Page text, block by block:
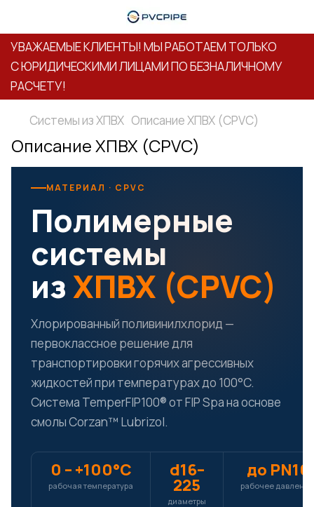
УВАЖАЕМЫЕ КЛИЕНТЫ! МЫ РАБОТАЕМ ТОЛЬКО
С ЮРИДИЧЕСКИМИ ЛИЦАМИ ПО БЕЗНАЛИЧНОМУ
РАСЧЕТУ!
Системы из ХПВХ Описание ХПВХ (CPVC)
Описание ХПВХ (CPVC)
МАТЕРИАЛ · CPVC
Полимерные
системы
изХПВХ (CPVC)
Хлорированный поливинилхлорид —
первоклассное решение для
транспортировки горячих агрессивных
жидкостей при температурах до 100°C.
Система TemperFIP100® от FIP Spa на основе
смолы Corzan™ Lubrizol.
0 – +100°C
рабочая температура
d16–
225
диаметры
до PN16
рабочее